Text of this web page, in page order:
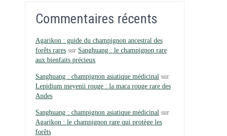
Commentaires récents
Agarikon : guide du champignon ancestral des
forêts rares sur Sanghuang : le champignon rare
aux bienfaits précieux
Sanghuang : champignon asiatique médicinal sur
Lepidium meyenii rouge : la maca rouge rare des
Andes
Sanghuang : champignon asiatique médicinal sur
Agarikon : le champignon rare qui protège les
forêts